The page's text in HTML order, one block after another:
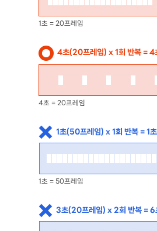
1초 = 20프레임
4초(20프레임) x 1회 반복 = 4
4초 = 20프레임
1초(50프레임) x 1회 반복 = 1
1초 = 50프레임
3초(20프레임) x 2회 반복 = 6